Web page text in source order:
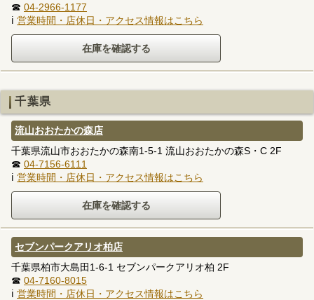
☎ 04-2966-1177
ℹ 営業時間・店休日・アクセス情報はこちら
千葉県
流山おおたかの森店
千葉県流山市おおたかの森南1-5-1 流山おおたかの森S・C 2F
☎ 04-7156-6111
ℹ 営業時間・店休日・アクセス情報はこちら
セブンパークアリオ柏店
千葉県柏市大島田1-6-1 セブンパークアリオ柏 2F
☎ 04-7160-8015
ℹ 営業時間・店休日・アクセス情報はこちら